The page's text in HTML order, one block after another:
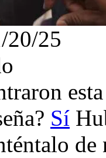
20/25
Sí
de